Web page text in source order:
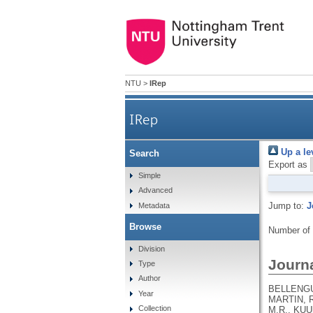
NTU > IRep
IRep
Up a
Export as
Jump to:
Number
BELLENGUEZ, C., KÜÇÜKALI, F., JANSEN, I.E., KLEINEIDAM, L., MORENO-GRAU, S., AMIN, N., NAJ, A.C., CAMPOS-MARTIN, R., GRENIER-BOLEY, B., ANDRADE, V., HOLMANS, P.A., BOLAND, A., DAMOTTE, V., VAN DER LEE, S.J., COSTA, M.R., KUULASMAA, T., YANG, Q., DE ROJAS, I., BIS, J.C., YAQUB, A., PROKIC, I., CHAPUIS, J., AHMAD, S., GIEDRAITIS, V., AARSLAND, D., GARCIA-GONZALEZ, P., ABDELNOUR, C., ALARCÓN-MARTÍN, E., ALCOLEA, D., ALEGRET, M., ALVAREZ, I., ÁLVAREZ, V., ARMSTRONG, N.J., TSOLAKI, A., ANTÚNEZ, C., APPOLLONIO, I., ARCARO, M., ARCHETTI, S., PASTOR, A.A., AROSIO, B., ATHANASIU, L., BAILLY, H., BANAJ, N., BAQUERO, M., BARRAL, S., BEISER, A., PASTOR, A.B., BELOW, J.E., BENCHEK, P., BENUSSI, L., BERR, C., BESSE, C., BESSI, V., BINETTI, G., BIZARRO, A., BLESA, R., BOADA, M., BOERWINKLE, E., BORRONI, B., BOSCHI, S., BOSSÙ,
Search
Simple
Advanced
Metadata
Browse
Division
Type
Author
Year
Collection